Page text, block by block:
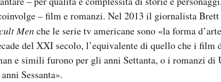
– film e romanzi. Nel 2013 il giornalista
Menche le serie tv americane sono «la forma
del XXI secolo, l’equivalente di quello che i film
e simili furono per gli anni Settanta, o i romanzi di
Sessanta».